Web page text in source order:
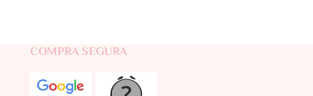
COMPRA SEGURA